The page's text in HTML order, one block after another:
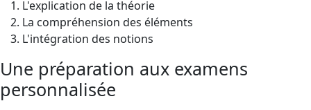
L'explication de la théorie
La compréhension des éléments
L'intégration des notions
Une préparation aux examens
personnalisée